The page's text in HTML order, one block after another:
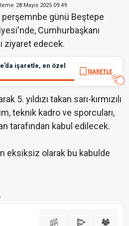
28 Mayıs 2025 09:49
perşemnbe günü Beştepe
Cumhurbaşkanı
ziyaret edecek.
işaretle, en özel
İŞARETLE
5. yıldızı takan sarı-kırmızılı
teknik kadro ve sporcuları,
tarafından kabul edilecek.
eksiksiz olarak bu kabulde